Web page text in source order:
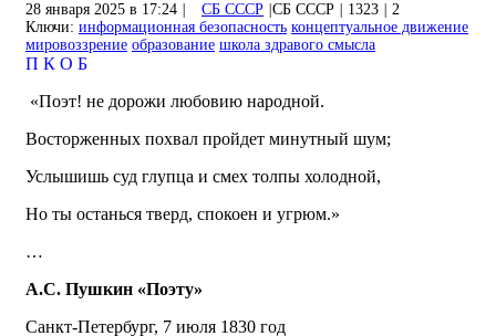
28 января 2025 в 17:24 СБ СССР СБ СССР 1323
2
Ключи: информационная безопасность концептуальное движение
мировоззрение образование школа здравого смысла
П К О Б
«Поэт! не дорожи любовию народной.
Восторженных похвал пройдет минутный шум;
Услышишь суд глупца и смех толпы холодной,
Но ты останься тверд, спокоен и угрюм.»
…
А.С. Пушкин «Поэту»
Санкт-Петербург, 7 июля 1830 год